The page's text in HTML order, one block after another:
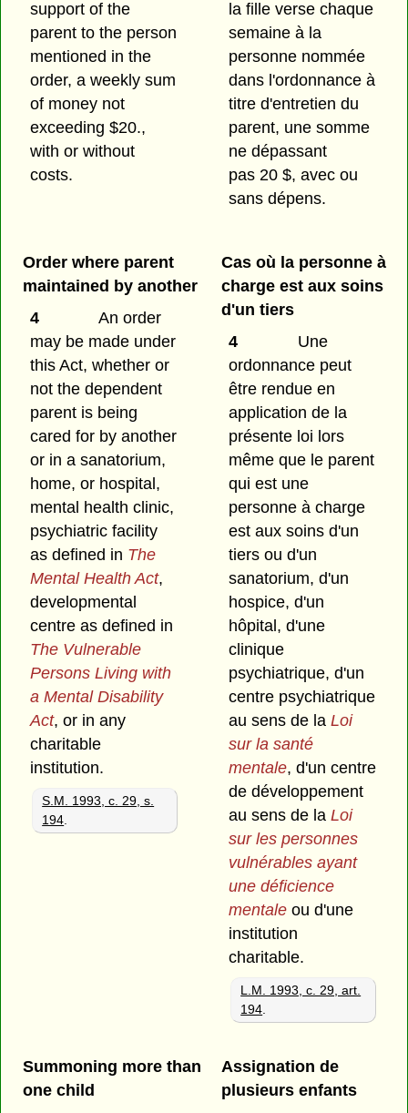
support of the
parent to the person
mentioned in the
order, a weekly sum
of money not
exceeding $20.,
with or without
costs.
la fille verse chaque
semaine à la
personne nommée
dans l'ordonnance à
titre d'entretien du
parent, une somme
ne dépassant
pas 20 $, avec ou
sans dépens.
Order where parent
maintained by another
4
An order
may be made under
this Act, whether or
not the dependent
parent is being
cared for by another
or in a sanatorium,
home, or hospital,
mental health clinic,
psychiatric facility
as defined in The
Mental Health Act,
developmental
centre as defined in
The Vulnerable
Persons Living with
a Mental Disability
Act, or in any
charitable
institution.
S.M. 1993, c. 29, s.
194
Cas où la personne à
charge est aux soins
d'un tiers
4
Une
ordonnance peut
être rendue en
application de la
présente loi lors
même que le parent
qui est une
personne à charge
est aux soins d'un
tiers ou d'un
sanatorium, d'un
hospice, d'un
hôpital, d'une
clinique
psychiatrique, d'un
centre psychiatrique
au sens de laLoi
sur la santé
mentale, d'un centre
de développement
au sens de laLoi
sur les personnes
vulnérables ayant
une déficience
mentale ou d'une
institution
charitable.
L.M. 1993, c. 29, art.
194
Summoning more than
one child
Assignation de
plusieurs enfants